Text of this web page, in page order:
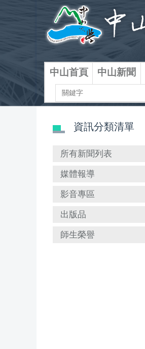
區
中山首頁 中山新聞
資訊分類清單
所有新聞列表
媒體報導
影音專區
出版品
師生榮譽